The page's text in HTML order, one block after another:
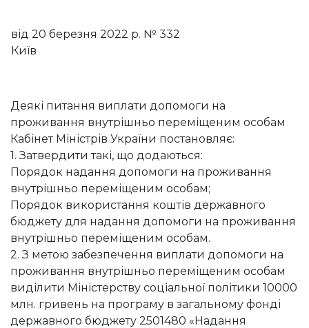
від 20 березня 2022 р. № 332
Київ
Деякі питання виплати допомоги на
проживання внутрішньо переміщеним особам
Кабінет Міністрів України постановляє:
1. Затвердити такі, що додаються:
Порядок надання допомоги на проживання
внутрішньо переміщеним особам;
Порядок використання коштів державного
бюджету для надання допомоги на проживання
внутрішньо переміщеним особам.
2. З метою забезпечення виплати допомоги на
проживання внутрішньо переміщеним особам
виділити Міністерству соціальної політики 10000
млн. гривень на програму в загальному фонді
державного бюджету 2501480 «Надання